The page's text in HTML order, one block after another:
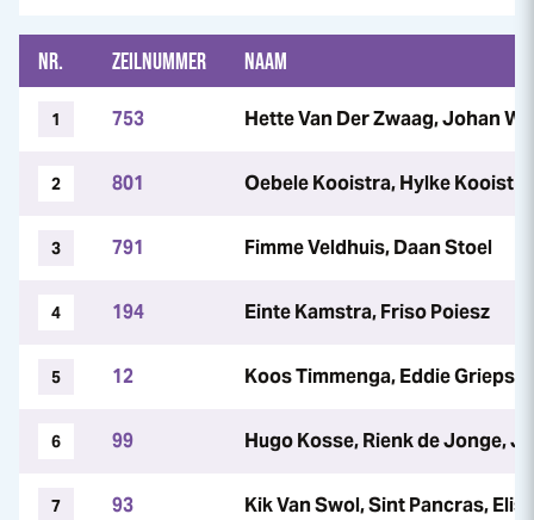
NR. ZEILNUMMER NAAM
1 753 Hette Van Der Zwaag, Johan
2 801 Oebele Kooistra, Hylke Kooistra
3 791 Fimme Veldhuis, Daan Stoel
4 194 Einte Kamstra, Friso Poiesz
5 12 Koos Timmenga, Eddie
6 99 Hugo Kosse, Rienk de Jonge,
7 93 Kik Van Swol, Sint Pancras,